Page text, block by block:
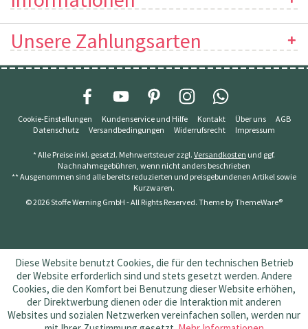
Unsere Zahlungsarten
Cookie-Einstellungen Kundenservice und Hilfe Kontakt Über uns
AGB
Datenschutz
Versandbedingungen Widerrufsrecht Impressum
* Alle Preise inkl. gesetzl. Mehrwertsteuer zzgl. Versandkosten und ggf.
Nachnahmegebühren, wenn nicht anders beschrieben
** Ausgenommen sind alle bereits reduzierten und preisgebundenen Artikel sowie
Kurzwaren.
© 2026 Stoffe Werning GmbH - All Rights Reserved. Theme byThemeWare®
Diese Website benutzt Cookies, die für den technischen Betrieb
der Website erforderlich sind und stets gesetzt werden. Andere
Cookies, die den Komfort bei Benutzung dieser Website erhöhen,
der Direktwerbung dienen oder die Interaktion mit anderen
Websites und sozialen Netzwerken vereinfachen sollen, werden nur